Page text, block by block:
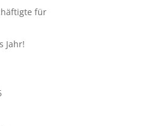
für
Jahr!